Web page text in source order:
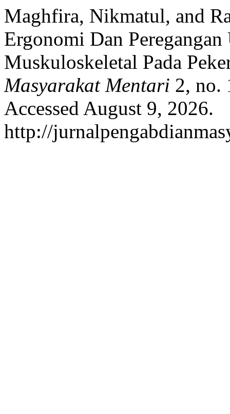
Maghfira, Nikmatul, and
Ergonomi Dan
Muskuloskeletal Pada
Masyarakat Mentari 2, no.
Accessed August 9, 2026.
http://